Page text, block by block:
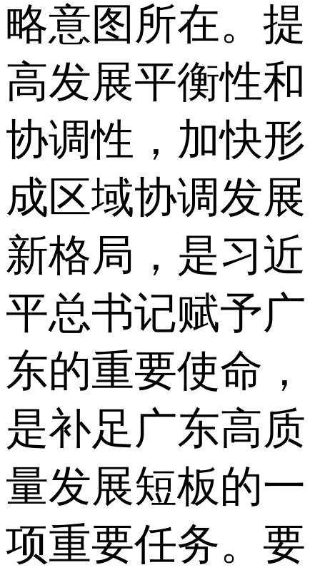
略意图所在。提
高发展平衡性和
协调性，加快形
成区域协调发展
新格局，是习近
平总书记赋予广
东的重要使命，
是补足广东高质
量发展短板的一
项重要任务。要